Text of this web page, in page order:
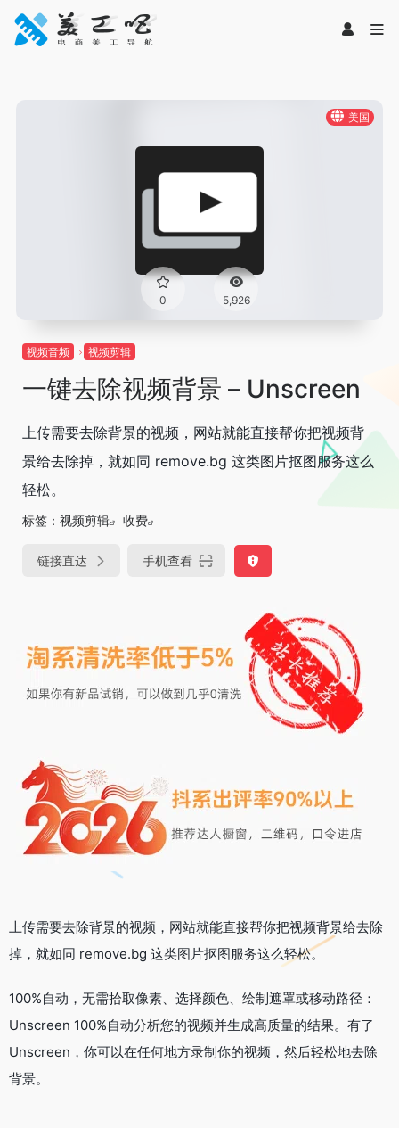
美国
0 5,926
视频音频 视频剪辑
一键去除视频背景 – Unscreen
上传需要去除背景的视频，网站就能直接帮你把视频背
景给去除掉，就如同 remove.bg 这类图片抠图服务这么
轻松。
标签： 视频剪辑 收费
链接直达 手机查看
上传需要去除背景的视频，网站就能直接帮你把视频背景给去除
掉，就如同 remove.bg 这类图片抠图服务这么轻松。
100%自动，无需拾取像素、选择颜色、绘制遮罩或移动路径：
Unscreen 100%自动分析您的视频并生成高质量的结果。有了
Unscreen，你可以在任何地方录制你的视频，然后轻松地去除
背景。